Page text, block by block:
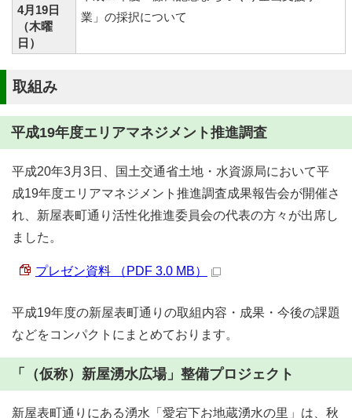
4月19日
（木曜
日）
業」の採択について
取組み
平成19年度エリアマネジメント推進調査
平成20年3月3日、国土交通省土地・水資源局において平
成19年度エリアマネジメント推進調査成果報告会が開催さ
れ、新屋表町通り活性化推進委員会の代表の方々が出席し
ました。
プレゼン資料 （PDF 3.0 MB）
平成19年度の新屋表町通りの取組内容・成果・今後の課題
などをコンパクトにまとめております。
「（仮称）新屋湧水広場」整備プロジェクト
新屋表町通りにある湧水「愛宕下お地蔵湧水の里」は、秋